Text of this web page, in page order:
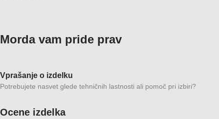
Morda vam pride prav
Vprašanje o izdelku
Potrebujete nasvet glede tehničnih lastnosti ali pomoč pri izbiri?
Ocene izdelka